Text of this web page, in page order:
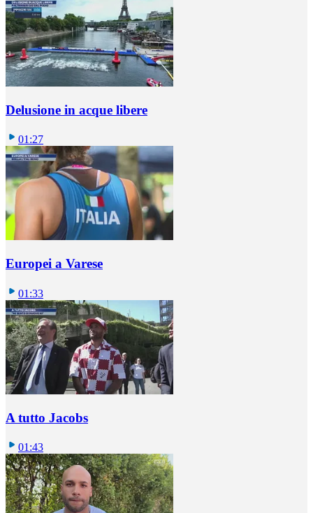
Delusione in acque libere
01:27
Europei a Varese
01:33
A tutto Jacobs
01:43